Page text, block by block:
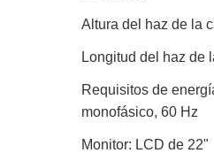
Altura del haz de la
Longitud del haz de
Requisitos de
monofásico, 60 Hz
Monitor: LCD de 22"